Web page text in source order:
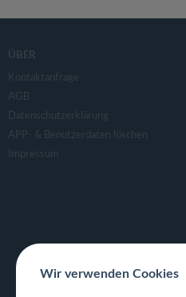
ÜBER
Kontaktanfrage
AGB
Datenschutzerklärung
APP- & Benutzerdaten löschen
Impressum
Wir verwenden Cookies